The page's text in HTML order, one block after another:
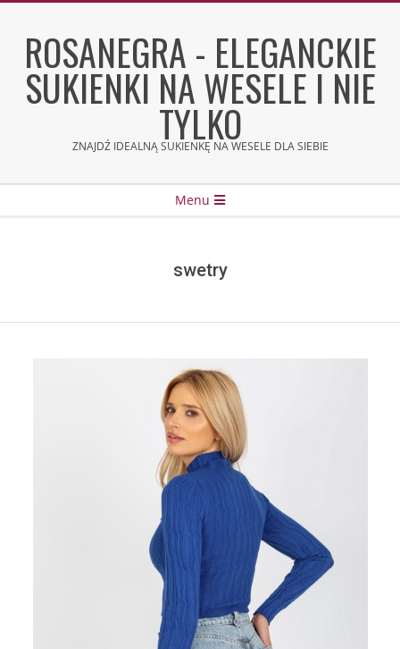
contentROSANEGRA - ELEGANCKIE
SUKIENKI NA WESELE I NIE
TYLKO
ZNAJDŹ IDEALNĄ SUKIENKĘ NA WESELE DLA SIEBIE
Menu
swetry